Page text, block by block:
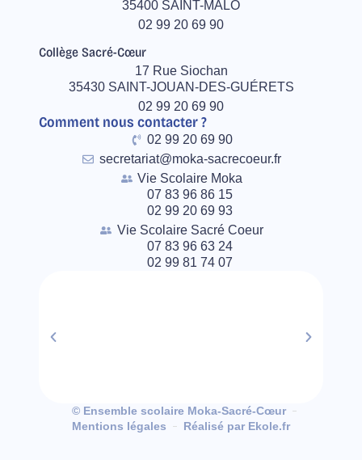
35400 SAINT-MALO
02 99 20 69 90
Collège Sacré-Cœur
17 Rue Siochan
35430 SAINT-JOUAN-DES-GUÉRETS
02 99 20 69 90
Comment nous contacter ?
02 99 20 69 90
secretariat@moka-sacrecoeur.fr
Vie Scolaire Moka
07 83 96 86 15
02 99 20 69 93
Vie Scolaire Sacré Coeur
07 83 96 63 24
02 99 81 74 07
© Ensemble scolaire Moka-Sacré-Cœur
Mentions légales
Réalisé par Ekole.fr